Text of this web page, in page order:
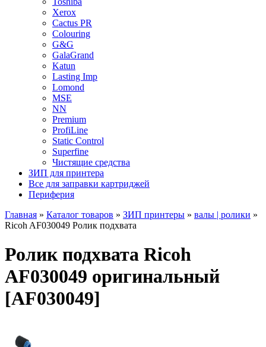
Xerox
Cactus PR
Colouring
G&G
GalaGrand
Katun
Lasting Imp
Lomond
MSE
NN
Premium
ProfiLine
Static Control
Superfine
Чистящие средства
ЗИП для принтера
Все для заправки картриджей
Периферия
Главная » Каталог товаров » ЗИП принтеры » валы | ролики »
Ricoh AF030049 Ролик подхвата
Ролик подхвата Ricoh
AF030049 оригинальный
[AF030049]